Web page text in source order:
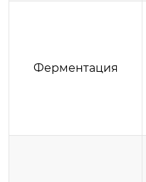
Ферментация